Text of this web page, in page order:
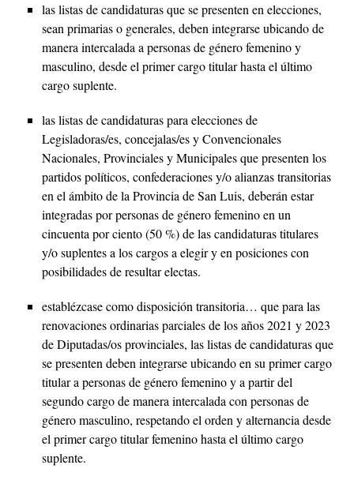
las listas de candidaturas que se presenten en elecciones,
sean primarias o generales, deben integrarse ubicando de
manera intercalada a personas de género femenino y
masculino, desde el primer cargo titular hasta el último
cargo suplente.
las listas de candidaturas para elecciones de
Legisladoras/es, concejalas/es y Convencionales
Nacionales, Provinciales y Municipales que presenten los
partidos políticos, confederaciones y/o alianzas transitorias
en el ámbito de la Provincia de San Luis, deberán estar
integradas por personas de género femenino en un
cincuenta por ciento (50 %) de las candidaturas titulares
y/o suplentes a los cargos a elegir y en posiciones con
posibilidades de resultar electas.
establézcase como disposición transitoria… que para las
renovaciones ordinarias parciales de los años 2021 y 2023
de Diputadas/os provinciales, las listas de candidaturas que
se presenten deben integrarse ubicando en su primer cargo
titular a personas de género femenino y a partir del
segundo cargo de manera intercalada con personas de
género masculino, respetando el orden y alternancia desde
el primer cargo titular femenino hasta el último cargo
suplente.